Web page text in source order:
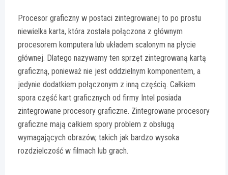
Procesor graficzny w postaci zintegrowanej to po prostu
niewielka karta, która została połączona z głównym
procesorem komputera lub układem scalonym na płycie
głównej. Dlatego nazywamy ten sprzęt zintegrowaną kartą
graficzną, ponieważ nie jest oddzielnym komponentem, a
jedynie dodatkiem połączonym z inną częścią. Całkiem
spora część kart graficznych od firmy Intel posiada
zintegrowane procesory graficzne. Zintegrowane procesory
graficzne mają całkiem spory problem z obsługą
wymagających obrazów, takich jak bardzo wysoka
rozdzielczość w filmach lub grach.